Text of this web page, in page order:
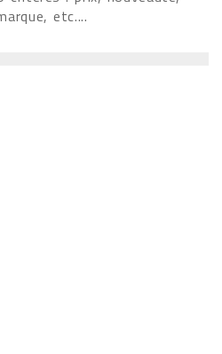
etc....